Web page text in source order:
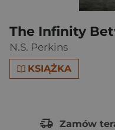
The Infinity
N.S. Perkins
KSIĄŻKA
Zamów